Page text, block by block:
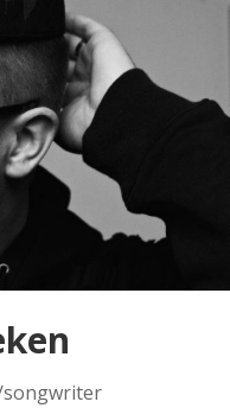
songwriter